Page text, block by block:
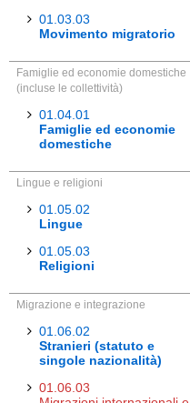
01.03.03
Movimento migratorio
Famiglie ed economie domestiche
(incluse le collettività)
01.04.01
Famiglie ed economie
domestiche
Lingue e religioni
01.05.02
Lingue
01.05.03
Religioni
Migrazione e integrazione
01.06.02
Stranieri (statuto e
singole nazionalità)
01.06.03